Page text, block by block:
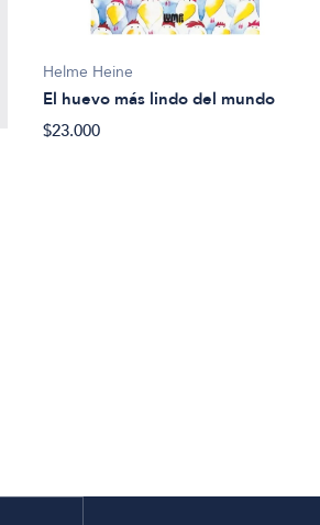
Helme Heine
El huevo más lindo del mundo
$23.000